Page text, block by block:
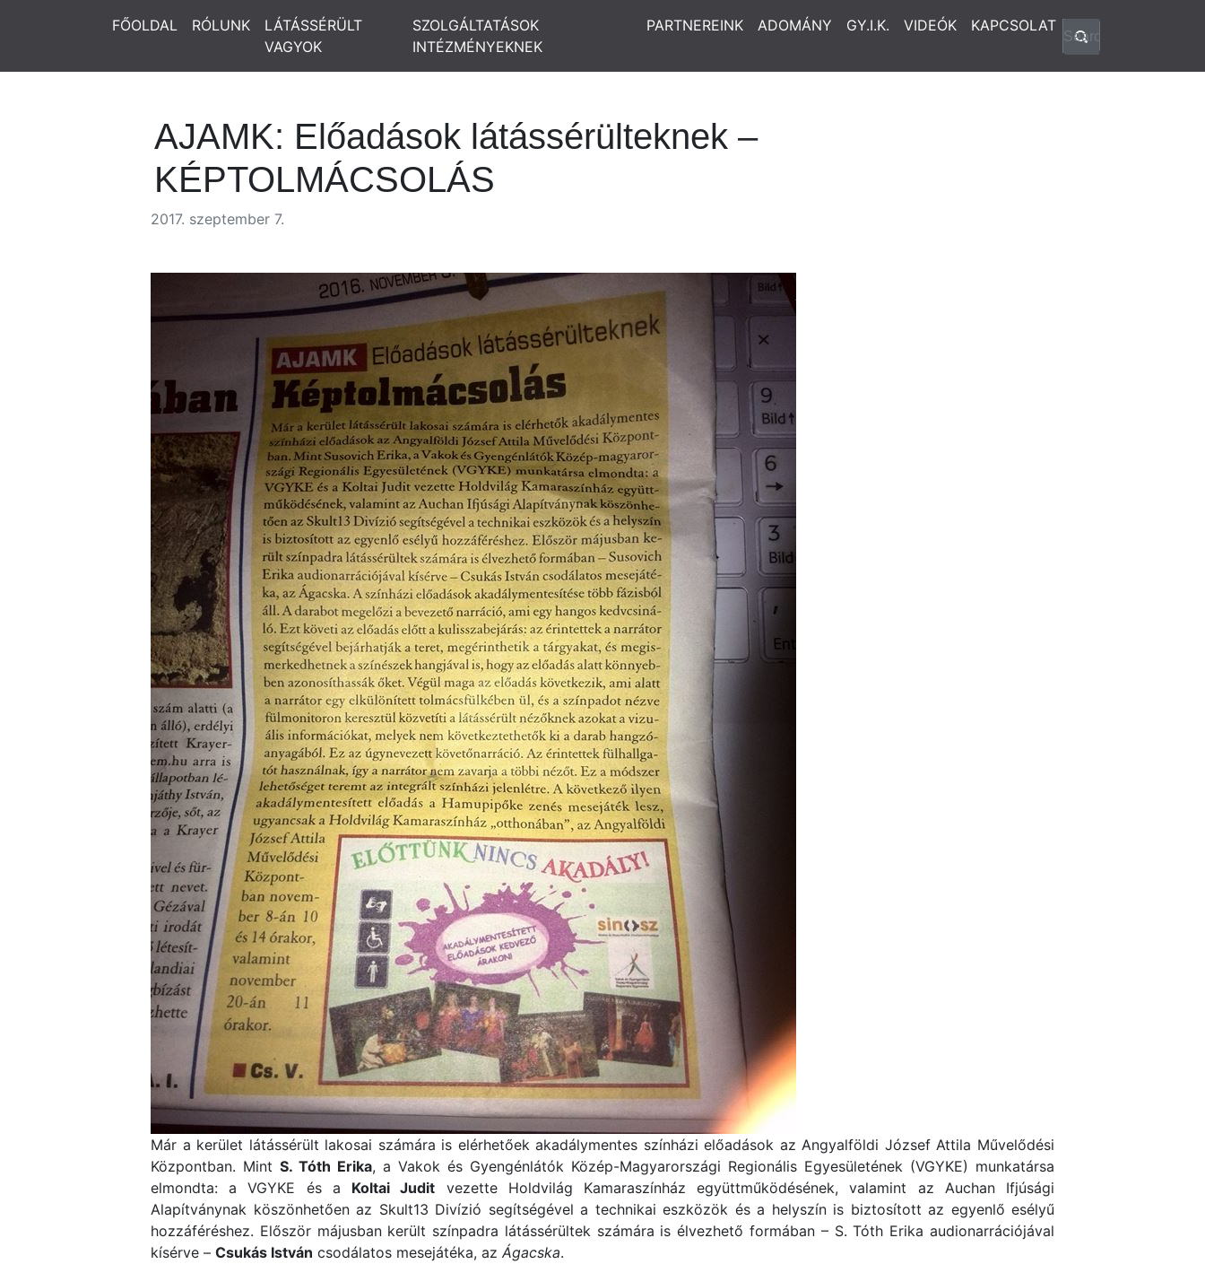
FŐOLDAL RÓLUNK
LÁTÁSSÉRÜLT
VAGYOK
SZOLGÁLTATÁSOK
INTÉZMÉNYEKNEK
PARTNEREINK ADOMÁNY GY.I.K. VIDEÓK KAPCSOLAT
AJAMK: Előadások látássérülteknek –
KÉPTOLMÁCSOLÁS
2017. szeptember 7.
Már a kerület látássérült lakosai számára is elérhetőek akadálymentes színházi előadások az Angyalföldi József Attila Művelődési
Központban. Mint S. Tóth Erika, a Vakok és Gyengénlátók Közép-Magyarországi Regionális Egyesületének (VGYKE) munkatársa
elmondta: a VGYKE és a Koltai Judit vezette Holdvilág Kamaraszínház együttműködésének, valamint az Auchan Ifjúsági
Alapítványnak köszönhetően az Skult13 Divízió segítségével a technikai eszközök és a helyszín is biztosított az egyenlő esélyű
hozzáféréshez. Először májusban került színpadra látássérültek számára is élvezhető formában – S. Tóth Erika audionarrációjával
kísérve – Csukás István csodálatos mesejátéka, az Ágacska.